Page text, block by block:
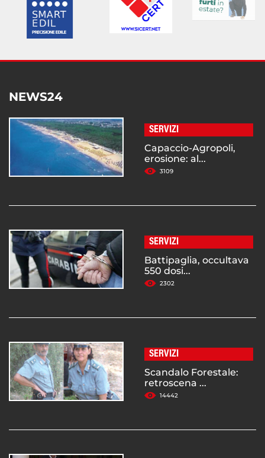
NEWS24
SERVIZI
Capaccio-Agropoli,
erosione: al...
3109
SERVIZI
Battipaglia, occultava
550 dosi...
2302
SERVIZI
Scandalo Forestale:
retroscena ...
14442